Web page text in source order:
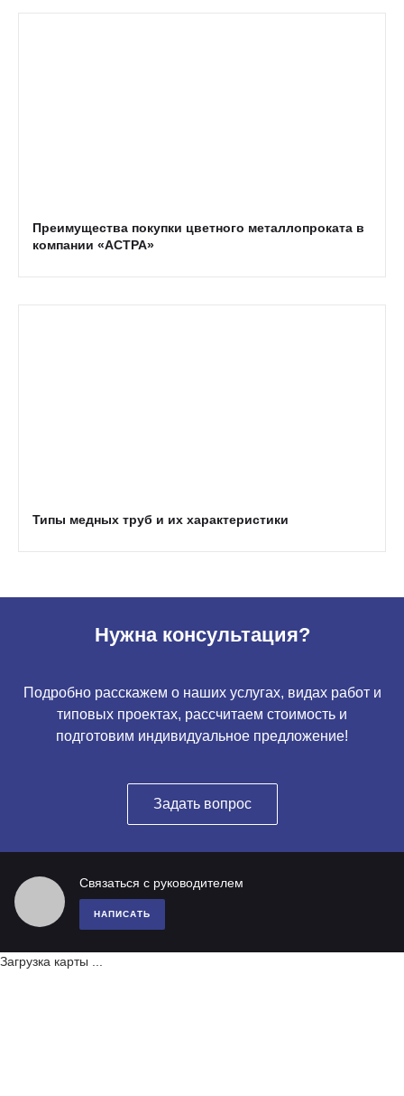
Преимущества покупки цветного металлопроката в
компании «АСТРА»
Типы медных труб и их характеристики
Нужна консультация?
Подробно расскажем о наших услугах, видах работ и
типовых проектах, рассчитаем стоимость и
подготовим индивидуальное предложение!
Задать вопрос
Связаться с руководителем
НАПИСАТЬ
Загрузка карты ...